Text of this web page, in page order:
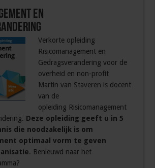
en
Verkorte opleiding
Risicomanagement en
Gedragsverandering voor de
overheid en non-profit
Martin van Staveren is docent
van de
opleiding Risicomanagement
Deze opleiding geeft u in 5
die noodzakelijk is om
optimaal vorm te geven
. Benieuwd naar het